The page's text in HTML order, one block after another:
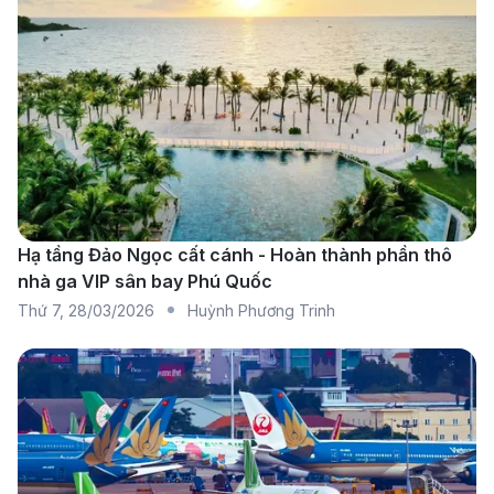
phố Thanh Hóa khoảng 45km, tại thị trấn Sao Vàng,
huyện Thọ Xuân. Sân bay Thọ Xuân phục vụ các
chuyến bay nội địa kết nối Thanh Hóa với các thành
phố lớn trong nước. Với các tiện ích cơ bản như khu
vực chờ, quầy thông tin, và quầy ăn uống, sân bay
Thọ Xuân đáp ứng đầy đủ nhu cầu của du khách.
Taxi: Taxi là phương tiện di chuyển nhanh chóng
từ trung tâm Thanh Hóa đến sân bay với giá
khoảng 500.000Đ – 600.000Đ, mất khoảng 1 giờ.
Xe buýt
: Xe buýt từ trung tâm thành phố đến sân
bay Thọ Xuân có giá vé rẻ hơn, phù hợp cho
những ai muốn tiết kiệm chi phí.
Xe dịch vụ hoặc xe công nghệ: Các dịch vụ xe
công nghệ và xe đưa đón từ khách sạn cũng là lựa
Hạ tầng Đảo Ngọc cất cánh - Hoàn thành phần thô
nhà ga VIP sân bay Phú Quốc
Thứ 7, 28/03/2026 Huỳnh Phương Trinh